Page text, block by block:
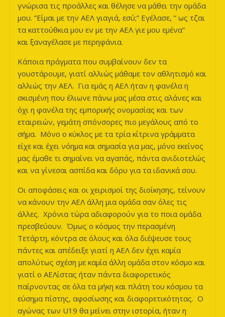
γνώρισα τις προάλλες και θέλησε να μάθει την ομάδα
μου. ”Είμαι με την ΑΕΛ γιαγιά, εσύ;” Εγέλασε, ” ως τζαι
τα καττούθκια μου εν με την ΑΕΛ γιε μου εμένα”
και ξαναγέλασε με περηφάνια.
Κάποια πράγματα που συμβαίνουν δεν τα
γουστάρουμε, γιατί αλλιώς μάθαμε τον αθλητισμό και
αλλιώς την ΑΕΛ. Για εμάς η ΑΕΛ ήταν η φανέλα η
σκισμένη που έλιωνε πάνω μας μέσα στις αλάνες και
όχι η φανέλα της εμπορικής ονομασίας και των
εταιρειών, γεμάτη σπόνσορες πιο μεγάλους από το
σήμα. Μόνο ο κύκλος με τα τρία κίτρινα γράμματα
είχε και έχει νόημα και σημασία για μας, μόνο εκείνος
μας έμαθε τι σημαίνει να αγαπάς, πάντα ανιδιοτελώς
και να γίνεσαι ασπίδα και δόρυ για τα ιδανικά σου.
Οι αποφάσεις και οι χειρισμοί της διοίκησης, τείνουν
να κάνουν την ΑΕΛ άλλη μια ομάδα σαν όλες τις
άλλες. Χρόνια τώρα αδιαφορούν για το ποια ομάδα
πρεσβεύουν. Όμως ο κόσμος την περασμένη
Τετάρτη, κόντρα σε όλους και όλα διέψευσε τους
πάντες και απέδειξε γιατί η ΑΕΛ δεν έχει καμία
απολύτως σχέση με καμία άλλη ομάδα στον κόσμο και
γιατί ο ΑΕΛίστας ήταν πάντα διαφορετικός
παίρνοντας σε όλα τα μήκη και πλάτη του κόσμου τα
εύσημα πίστης, αφοσίωσης και διαφορετικότητας. Ο
αγώνας των U19 θα μείνει στην ιστορία, ήταν η